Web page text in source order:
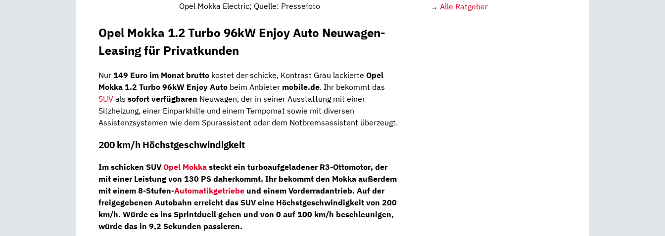
Opel Mokka Electric; Quelle: Pressefoto
Opel Mokka 1.2 Turbo 96kW Enjoy Auto Neuwagen-
Leasing für Privatkunden
Nur 149 Euro im Monat brutto kostet der schicke, Kontrast Grau lackierte Opel
Mokka 1.2 Turbo 96kW Enjoy Auto beim Anbieter mobile.de. Ihr bekommt das
SUV als sofort verfügbaren Neuwagen, der in seiner Ausstattung mit einer
Sitzheizung, einer Einparkhilfe und einem Tempomat sowie mit diversen
Assistenzsystemen wie dem Spurassistent oder dem Notbremsassistent überzeugt.
200 km/h Höchstgeschwindigkeit
Im schicken SUV Opel Mokka steckt ein turboaufgeladener R3-Ottomotor, der
mit einer Leistung von 130 PS daherkommt. Ihr bekommt den Mokka außerdem
mit einem 8-Stufen-Automatikgetriebe und einem Vorderradantrieb. Auf der
freigegebenen Autobahn erreicht das SUV eine Höchstgeschwindigkeit von 200
km/h. Würde es ins Sprintduell gehen und von 0 auf 100 km/h beschleunigen,
würde das in 9,2 Sekunden passieren.
→ Alle Ratgeber